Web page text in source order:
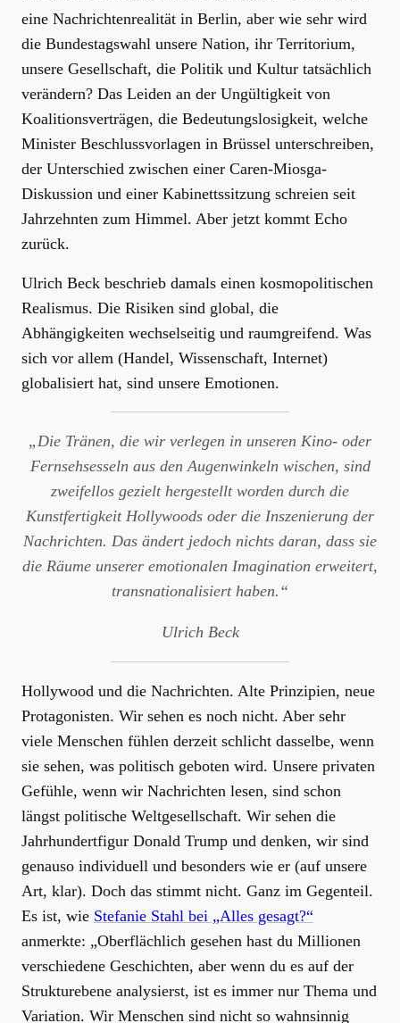
eine Nachrichtenrealität in Berlin, aber wie sehr wird
die Bundestagswahl unsere Nation, ihr Territorium,
unsere Gesellschaft, die Politik und Kultur tatsächlich
verändern? Das Leiden an der Ungültigkeit von
Koalitionsverträgen, die Bedeutungslosigkeit, welche
Minister Beschlussvorlagen in Brüssel unterschreiben,
der Unterschied zwischen einer Caren-Miosga-
Diskussion und einer Kabinettssitzung schreien seit
Jahrzehnten zum Himmel. Aber jetzt kommt Echo
zurück.
Ulrich Beck beschrieb damals einen kosmopolitischen
Realismus. Die Risiken sind global, die
Abhängigkeiten wechselseitig und raumgreifend. Was
sich vor allem (Handel, Wissenschaft, Internet)
globalisiert hat, sind unsere Emotionen.
„Die Tränen, die wir verlegen in unseren Kino- oder
Fernsehsesseln aus den Augenwinkeln wischen, sind
zweifellos gezielt hergestellt worden durch die
Kunstfertigkeit Hollywoods oder die Inszenierung der
Nachrichten. Das ändert jedoch nichts daran, dass sie
die Räume unserer emotionalen Imagination erweitert,
transnationalisiert haben.“
Ulrich Beck
Hollywood und die Nachrichten. Alte Prinzipien, neue
Protagonisten. Wir sehen es noch nicht. Aber sehr
viele Menschen fühlen derzeit schlicht dasselbe, wenn
sie sehen, was politisch geboten wird. Unsere privaten
Gefühle, wenn wir Nachrichten lesen, sind schon
längst politische Weltgesellschaft. Wir sehen die
Jahrhundertfigur Donald Trump und denken, wir sind
genauso individuell und besonders wie er (auf unsere
Art, klar). Doch das stimmt nicht. Ganz im Gegenteil.
Es ist, wie Stefanie Stahl bei „Alles gesagt?“
anmerkte: „Oberflächlich gesehen hast du Millionen
verschiedene Geschichten, aber wenn du es auf der
Strukturebene analysierst, ist es immer nur Thema und
Variation. Wir Menschen sind nicht so wahnsinnig